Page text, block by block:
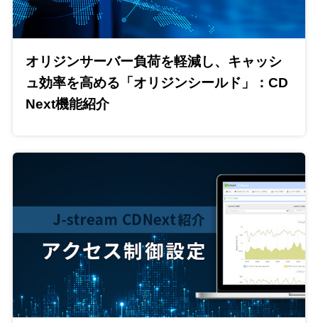
オリジンサーバー負荷を軽減し、キャッシ
ュ効率を高める「オリジンシールド」：CD
Next機能紹介